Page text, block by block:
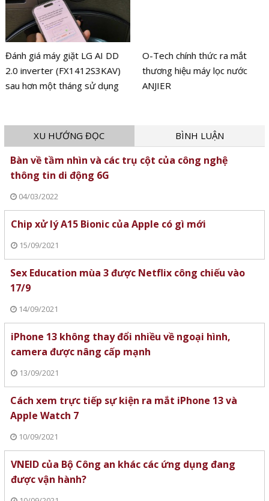
Đánh giá máy giặt LG AI DD
2.0 inverter (FX1412S3KAV)
sau hơn một tháng sử dụng
O-Tech chính thức ra mắt
thương hiệu máy lọc nước
ANJIER
XU HƯỚNG ĐỌC BÌNH LUẬN
Bàn về tầm nhìn và các trụ cột của công nghệ
thông tin di động 6G
04/03/2022
Chip xử lý A15 Bionic của Apple có gì mới
15/09/2021
Sex Education mùa 3 được Netflix công chiếu vào
17/9
14/09/2021
iPhone 13 không thay đổi nhiều về ngoại hình,
camera được nâng cấp mạnh
13/09/2021
Cách xem trực tiếp sự kiện ra mắt iPhone 13 và
Apple Watch 7
10/09/2021
VNEID của Bộ Công an khác các ứng dụng đang
được vận hành?